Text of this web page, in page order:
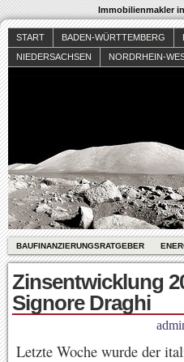
Immobilienmakler
START BADEN-WÜRTTEMBERG
NIEDERSACHSEN
NORDRHEIN-
BAUFINANZIERUNGSRATGEBER
Zinsentwicklung
Signore Draghi
Letzte Woche wurde der